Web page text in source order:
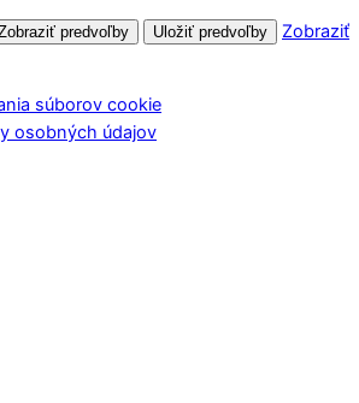
predvoľby Uložiť predvoľby
Zobraziť
súborov cookie
osobných údajov